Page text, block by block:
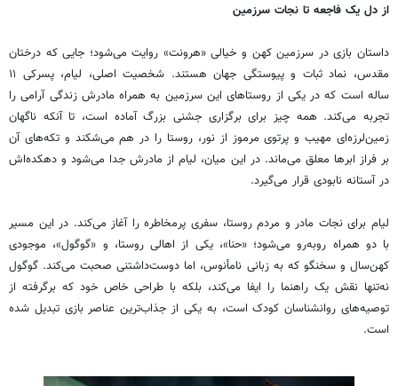
از دل یک فاجعه تا نجات سرزمین
داستان بازی در سرزمین کهن و خیالی «هرونت» روایت می‌شود؛ جایی که درختان
مقدس، نماد ثبات و پیوستگی جهان هستند. شخصیت اصلی، لیام، پسرکی ۱۱
ساله است که در یکی از روستاهای این سرزمین به همراه مادرش زندگی آرامی را
تجربه می‌کند. همه‌ چیز برای برگزاری جشنی بزرگ آماده است، تا آنکه ناگهان
زمین‌لرزه‌ای مهیب و پرتوی مرموز از نور، روستا را در هم می‌شکند و تکه‌های آن
بر فراز ابرها معلق می‌ماند. در این میان، لیام از مادرش جدا می‌شود و دهکده‌اش
در آستانه نابودی قرار می‌گیرد.
لیام برای نجات مادر و مردم روستا، سفری پرمخاطره را آغاز می‌کند. در این مسیر
با دو همراه روبه‌رو می‌شود؛ «حنا»، یکی از اهالی روستا، و «گوگول»، موجودی
کهن‌سال و سخنگو که به زبانی نامأنوس، اما دوست‌داشتنی صحبت می‌کند. گوگول
نه‌تنها نقش یک راهنما را ایفا می‌کند، بلکه با طراحی خاص خود که برگرفته از
توصیه‌های روانشناسان کودک است، به یکی از جذاب‌ترین عناصر بازی تبدیل شده
است.